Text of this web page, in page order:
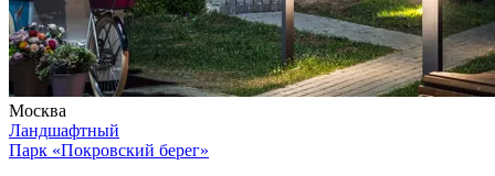
Москва
Ландшафтный
Парк «Покровский берег»